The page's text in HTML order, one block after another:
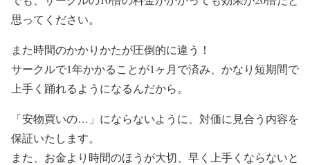
思ってください。
また時間のかかりかたが圧倒的に違う！
サークルで1年かかることが1ヶ月で済み、かなり短期間で
上手く踊れるようになるんだから。
「安物買いの…」にならないように、対価に見合う内容を
保証いたします。
また、お金より時間のほうが大切、早く上手くならないと